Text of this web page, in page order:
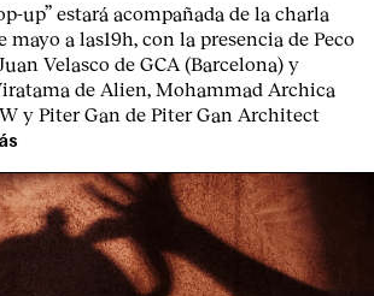
up” estará acompañada de la charla
mayo a las19h, con la presencia de Peco
Velasco de GCA (Barcelona) y
de Alien, Mohammad Archica
y Piter Gan de Piter Gan Architect